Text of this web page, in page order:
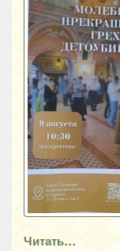
Читать…